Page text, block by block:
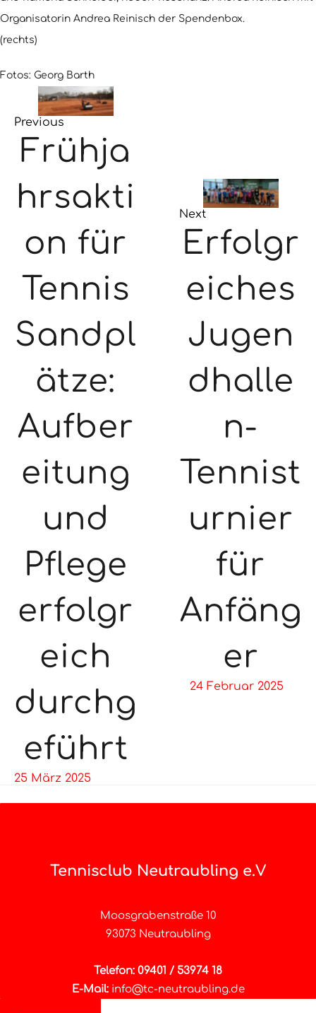
Organisatorin Andrea Reinisch
(rechts)
der Spendenbox.
Fotos: Georg Barth
Previous
Frühja
hrsakti
on für
Tennis
Sandpl
ätze:
Aufber
eitung
und
Pflege
erfolgr
eich
durchg
eführt
25 März 2025
Next
Erfolgr
eiches
Jugen
dhalle
n-
Tennist
urnier
für
Anfäng
er
24 Februar 2025
Tennisclub Neutraubling e.V
Moosgrabenstraße 10
93073 Neutraubling
Telefon: 09401 / 53974 18
E-Mail: info@tc-neutraubling.de